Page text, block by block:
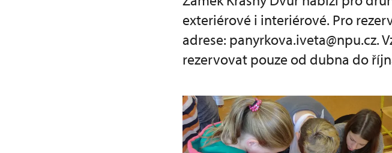
exteriérové i interiérové. Pro
adrese: panyrkova.iveta@npu.cz.
rezervovat pouze od dubna do